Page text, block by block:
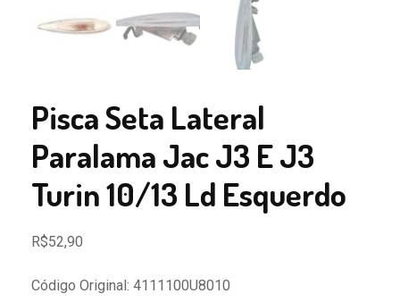
Pisca Seta Lateral
Paralama Jac J3 E J3
Turin 10/13 Ld Esquerdo
R$52,90
Código Original: 4111100U8010